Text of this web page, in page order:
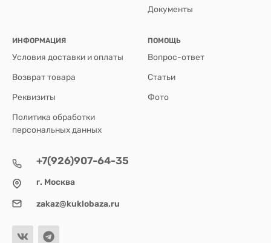
Документы
ИНФОРМАЦИЯ
Условия доставки и оплаты
Возврат товара
Реквизиты
Политика обработки
персональных данных
ПОМОЩЬ
Вопрос-ответ
Статьи
Фото
+7(926)907-64-35
г. Москва
zakaz@kuklobaza.ru